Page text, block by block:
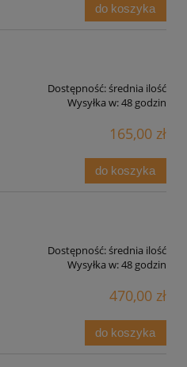
do koszyka
Dostępność:średnia ilość
Wysyłka w:48 godzin
165,00 zł
do koszyka
Dostępność:średnia ilość
Wysyłka w:48 godzin
470,00 zł
do koszyka